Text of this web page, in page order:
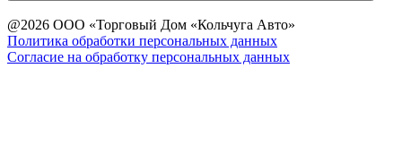
@2026 ООО «Торговый Дом «Кольчуга Авто»
Политика обработки персональных данных
Согласие на обработку персональных данных